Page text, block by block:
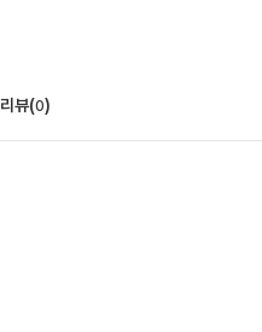
리뷰(0)